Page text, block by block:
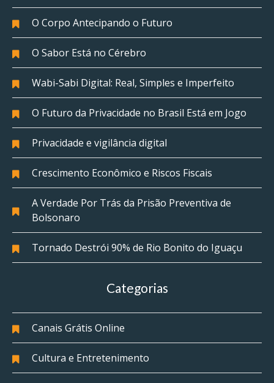
O Corpo Antecipando o Futuro
O Sabor Está no Cérebro
Wabi-Sabi Digital: Real, Simples e Imperfeito
O Futuro da Privacidade no Brasil Está em Jogo
Privacidade e vigilância digital
Crescimento Econômico e Riscos Fiscais
A Verdade Por Trás da Prisão Preventiva de
Bolsonaro
Tornado Destrói 90% de Rio Bonito do Iguaçu
Categorias
Canais Grátis Online
Cultura e Entretenimento